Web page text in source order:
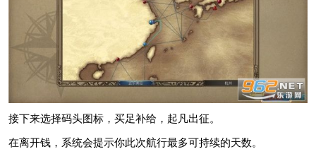
接下来选择码头图标，买足补给，起凡出征。
在离开钱，系统会提示你此次航行最多可持续的天数。